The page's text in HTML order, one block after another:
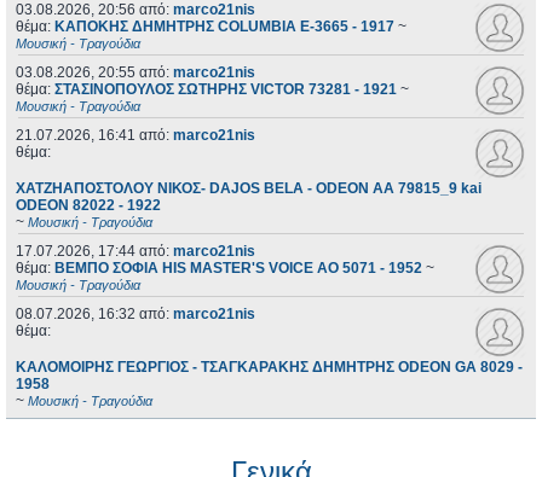
03.08.2026, 20:56 από: marco21nis
θέμα: ΚΑΠΟΚΗΣ ΔΗΜΗΤΡΗΣ COLUMBIA E-3665 - 1917 ~
Μουσική - Τραγούδια
03.08.2026, 20:55 από: marco21nis
θέμα: ΣΤΑΣΙΝΟΠΟΥΛΟΣ ΣΩΤΗΡΗΣ VICTOR 73281 - 1921 ~
Μουσική - Τραγούδια
21.07.2026, 16:41 από: marco21nis
θέμα:
ΧΑΤΖΗΑΠΟΣΤΟΛΟΥ ΝΙΚΟΣ- DAJOS BELA - ODEON AA 79815_9 kai
ODEON 82022 - 1922
~ Μουσική - Τραγούδια
17.07.2026, 17:44 από: marco21nis
θέμα: ΒΕΜΠΟ ΣΟΦΙΑ HIS MASTER'S VOICE AO 5071 - 1952 ~
Μουσική - Τραγούδια
08.07.2026, 16:32 από: marco21nis
θέμα:
ΚΑΛΟΜΟΙΡΗΣ ΓΕΩΡΓΙΟΣ - ΤΣΑΓΚΑΡΑΚΗΣ ΔΗΜΗΤΡΗΣ ODEON GA 8029 -
1958
~ Μουσική - Τραγούδια